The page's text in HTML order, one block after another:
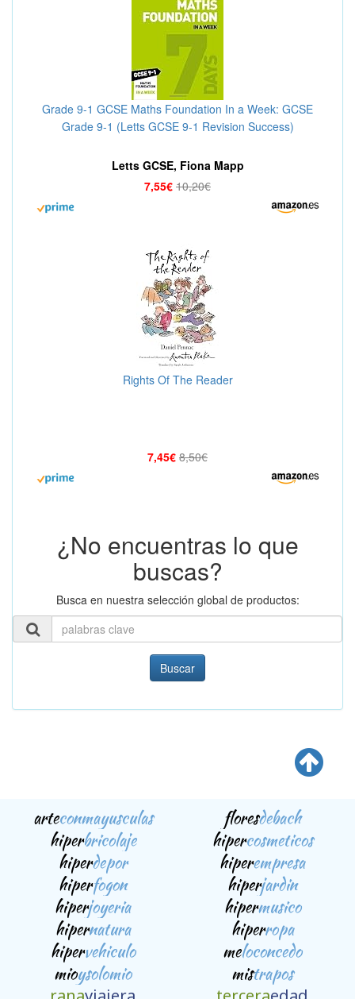
Grade 9-1 GCSE Maths Foundation In a Week: GCSE
Grade 9-1 (Letts GCSE 9-1 Revision Success)
Letts GCSE, Fiona Mapp
7,55€ 10,20€
Rights Of The Reader
7,45€ 8,50€
¿No encuentras lo que
buscas?
Busca en nuestra selección global de productos:
Buscar
arteconmayusculas floresdebach
hiperbricolaje hipercosmeticos
hiperdepor hiperempresa
hiperfogon hiperjardin
hiperjoyeria hipermusico
hipernatura hiperropa
hipervehiculo meloconcedo
mioysolomio mistrapos